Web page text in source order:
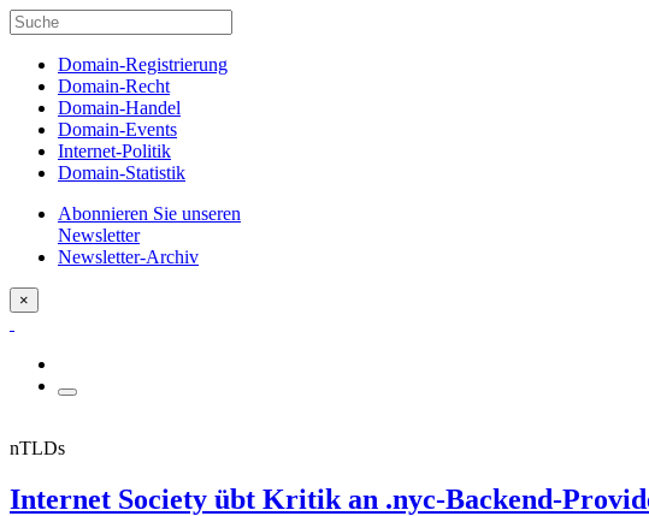
Domain-Registrierung
Domain-Recht
Domain-Handel
Domain-Events
Internet-Politik
Domain-Statistik
Abonnieren Sie unseren
Newsletter
Newsletter-Archiv
×
nTLDs
Internet Society übt Kritik an .nyc-Backend-